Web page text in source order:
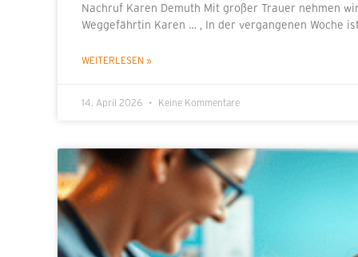
Nachruf Karen Demuth Mit großer Trauer nehmen
Weggefährtin Karen … , In der vergangenen Woche
WEITERLESEN »
14. April 2026 Keine Kommentare